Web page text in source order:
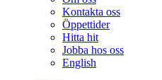
Kontakta oss
Öppettider
Hitta hit
Jobba hos oss
English